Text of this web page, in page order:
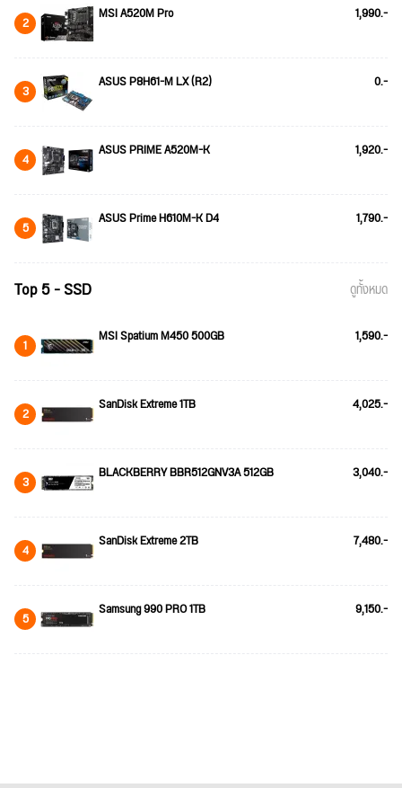
2 MSI A520M Pro 1,990.-
3 ASUS P8H61-M LX (R2) 0.-
4 ASUS PRIME A520M-K 1,920.-
5 ASUS Prime H610M-K D4 1,790.-
Top 5 - SSD ดูทั้งหมด
1 MSI Spatium M450 500GB 1,590.-
2 SanDisk Extreme 1TB 4,025.-
3 BLACKBERRY BBR512GNV3A 512GB 3,040.-
4 SanDisk Extreme 2TB 7,480.-
5 Samsung 990 PRO 1TB 9,150.-